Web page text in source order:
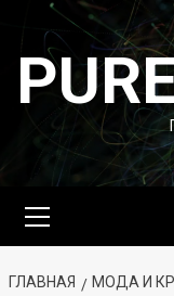
Перейти
содержимому
меню
ГЛАВНАЯ МОДА И